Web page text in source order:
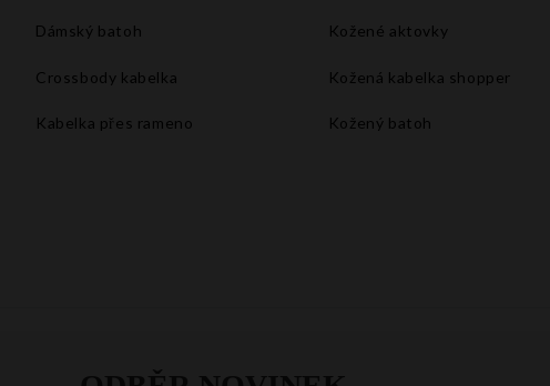
Dámský batoh
Crossbody kabelka
Kabelka přes rameno
Kožené aktovky
Kožená kabelka shopper
Kožený batoh